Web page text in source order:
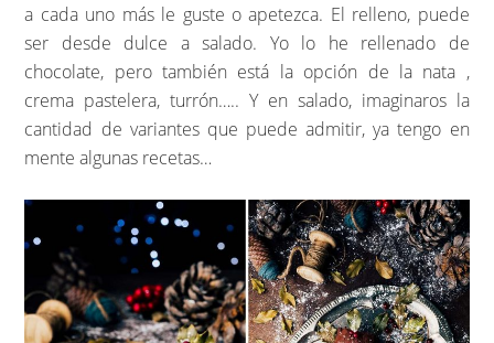
a cada uno más le guste o apetezca. El relleno, puede
ser desde dulce a salado. Yo lo he rellenado de
chocolate, pero también está la opción de la nata ,
crema pastelera, turrón….. Y en salado, imaginaros la
cantidad de variantes que puede admitir, ya tengo en
mente algunas recetas…